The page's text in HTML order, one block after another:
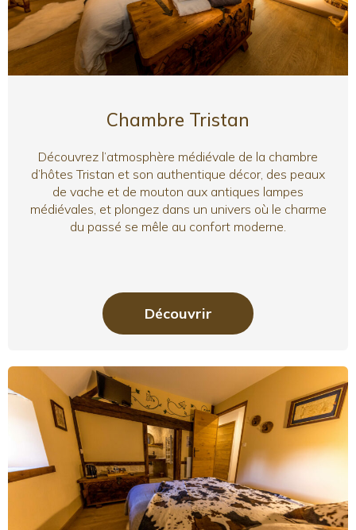
Chambre Tristan
Découvrez l’atmosphère médiévale de la chambre
d’hôtes Tristan et son authentique décor, des peaux
de vache et de mouton aux antiques lampes
médiévales, et plongez dans un univers où le charme
du passé se mêle au confort moderne.
Découvrir